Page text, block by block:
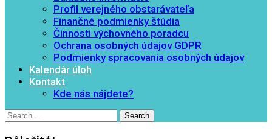
Profil verejného obstarávateľa
Finančné podmienky štúdia
Činnosti výchovného poradcu
Ochrana osobných údajov GDPR
Podmienky spracovania osobných údajov
Kalendár úloh
Kontakt
Kde nás nájdete?